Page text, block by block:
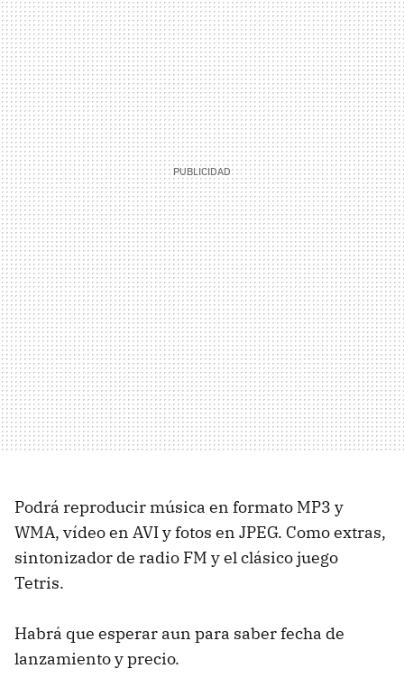
Podrá reproducir música en formato MP3 y
WMA, vídeo en AVI y fotos en JPEG. Como extras,
sintonizador de radio FM y el clásico juego
Tetris.
Habrá que esperar aun para saber fecha de
lanzamiento y precio.